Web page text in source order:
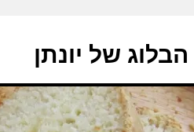
הבלוג של יונתן